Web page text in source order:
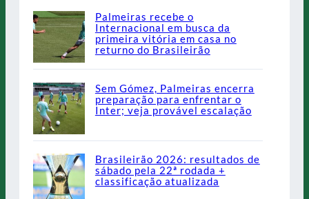
Palmeiras recebe o
Internacional em busca da
primeira vitória em casa no
returno do Brasileirão
Sem Gómez, Palmeiras encerra
preparação para enfrentar o
Inter; veja provável escalação
Brasileirão 2026: resultados de
sábado pela 22ª rodada +
classificação atualizada